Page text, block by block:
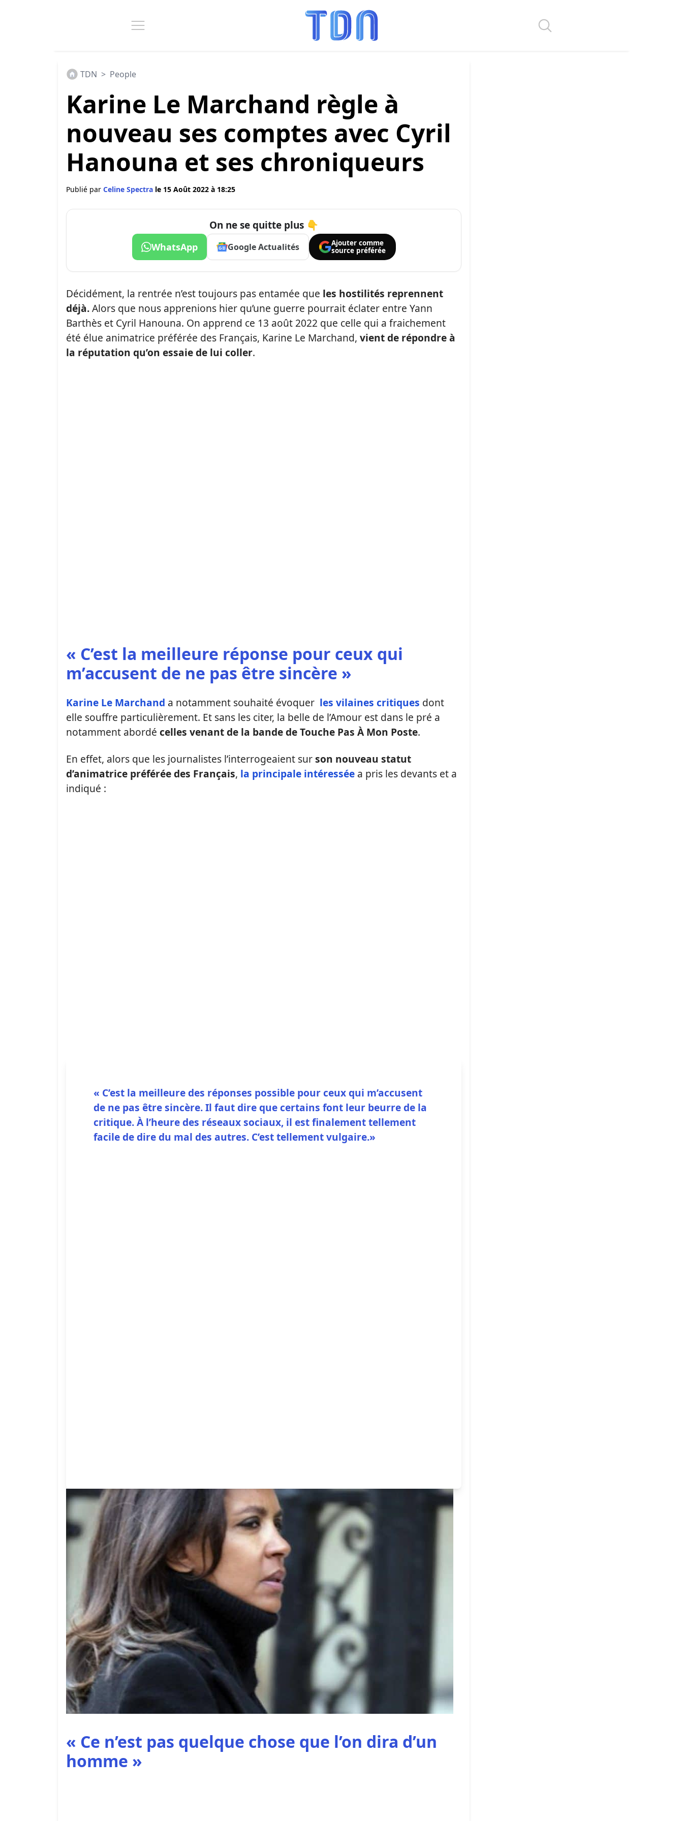
TDN > People
Karine Le Marchand règle à
nouveau ses comptes avec Cyril
Hanouna et ses chroniqueurs
Publié par Celine Spectra le 15 Août 2022 à 18:25
On ne se quitte plus 👇
WhatsApp Google Actualités
Ajouter comme
source préférée
Décidément, la rentrée n’est toujours pas entamée que les hostilités reprennent
déjà.Alors que nous apprenions hier qu’une guerre pourrait éclater entre Yann
Barthès et Cyril Hanouna. On apprend ce 13 août 2022 que celle qui a fraichement
été élue animatrice préférée des Français, Karine Le Marchand, vient de répondre à
la réputation qu’on essaie de lui coller.
« C’est la meilleure réponse pour ceux qui
m’accusent de ne pas être sincère »
Karine Le Marchand a notamment souhaité évoquer les vilaines critiques dont
elle souffre particulièrement. Et sans les citer, la belle de l’Amour est dans le pré a
notamment abordé celles venant de la bande de Touche Pas À Mon Poste.
En effet, alors que les journalistes l’interrogeaient surson nouveau statut
d’animatrice préférée des Français, la principale intéressée a pris les devants et a
indiqué :
« C’est la meilleure des réponses possible pour ceux qui m’accusent
de ne pas être sincère. Il faut dire que certains font leur beurre de la
critique. À l’heure des réseaux sociaux, il est finalement tellement
facile de dire du mal des autres. C’est tellement vulgaire.»
« Ce n’est pas quelque chose que l’on dira d’un
homme »